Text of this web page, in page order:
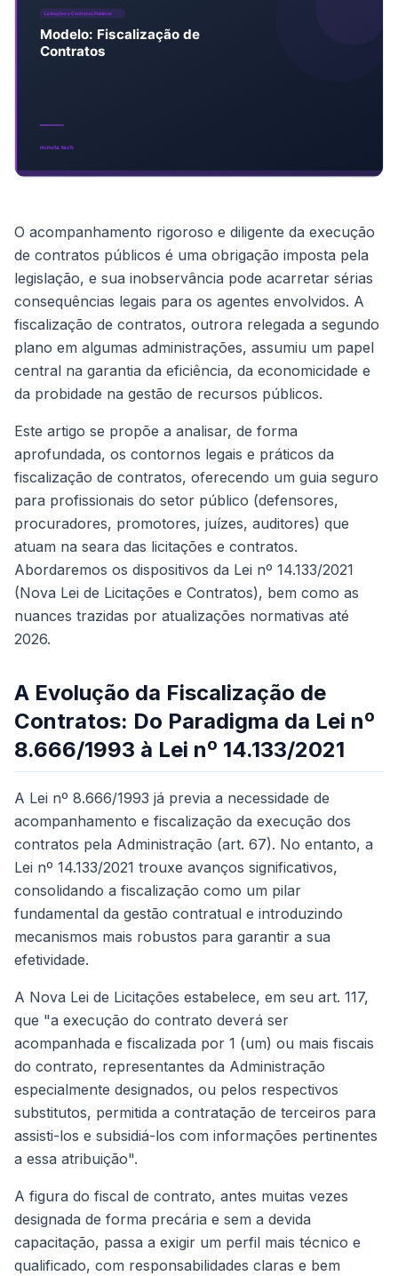
Teste Grátis - 10 Créditos
O acompanhamento rigoroso e diligente da execução
de contratos públicos é uma obrigação imposta pela
legislação, e sua inobservância pode acarretar sérias
consequências legais para os agentes envolvidos. A
fiscalização de contratos, outrora relegada a segundo
plano em algumas administrações, assumiu um papel
central na garantia da eficiência, da economicidade e
da probidade na gestão de recursos públicos.
Este artigo se propõe a analisar, de forma
aprofundada, os contornos legais e práticos da
fiscalização de contratos, oferecendo um guia seguro
para profissionais do setor público (defensores,
procuradores, promotores, juízes, auditores) que
atuam na seara das licitações e contratos.
Abordaremos os dispositivos da Lei nº 14.133/2021
(Nova Lei de Licitações e Contratos), bem como as
nuances trazidas por atualizações normativas até
2026.
A Evolução da Fiscalização de
Contratos: Do Paradigma da Lei nº
8.666/1993 à Lei nº 14.133/2021
A Lei nº 8.666/1993 já previa a necessidade de
acompanhamento e fiscalização da execução dos
contratos pela Administração (art. 67). No entanto, a
Lei nº 14.133/2021 trouxe avanços significativos,
consolidando a fiscalização como um pilar
fundamental da gestão contratual e introduzindo
mecanismos mais robustos para garantir a sua
efetividade.
A Nova Lei de Licitações estabelece, em seu art. 117,
que "a execução do contrato deverá ser
acompanhada e fiscalizada por 1 (um) ou mais fiscais
do contrato, representantes da Administração
especialmente designados, ou pelos respectivos
substitutos, permitida a contratação de terceiros para
assisti-los e subsidiá-los com informações pertinentes
a essa atribuição".
A figura do fiscal de contrato, antes muitas vezes
designada de forma precária e sem a devida
capacitação, passa a exigir um perfil mais técnico e
qualificado, com responsabilidades claras e bem